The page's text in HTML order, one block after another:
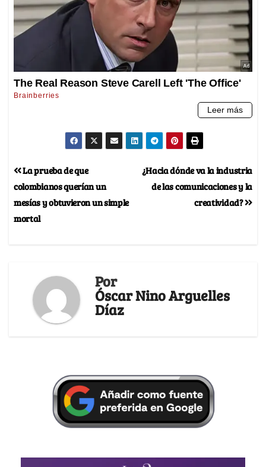
¿Hacia dónde va la industria
de las comunicaciones y la
creatividad?
La prueba de que
colombianos querían un
mesías y obtuvieron un simple
mortal
Por
Óscar Nino Arguelles
Díaz